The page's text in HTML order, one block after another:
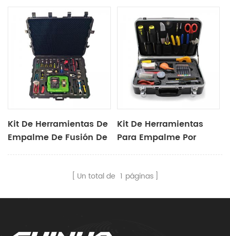
Kit De Herramientas De
Empalme De Fusión De
Fibra Óptica X20a
Kit De Herramientas
Para Empalme Por
Fusión De Fibra Óptica
Un total de 1 páginas